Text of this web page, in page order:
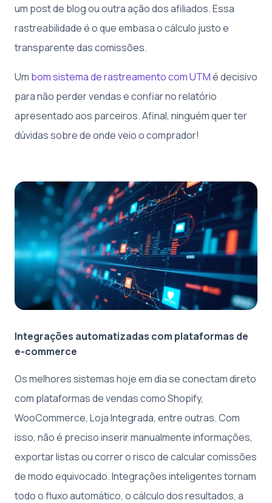
um post de blog ou outra ação dos afiliados. Essa
rastreabilidade é o que embasa o cálculo justo e
transparente das comissões.
Um bom sistema de rastreamento com UTMé decisivo
para não perder vendas e confiar no relatório
apresentado aos parceiros. Afinal, ninguém quer ter
dúvidas sobre de onde veio o comprador!
Integrações automatizadas com plataformas de
e-commerce
Os melhores sistemas hoje em dia se conectam direto
com plataformas de vendas como Shopify,
WooCommerce, Loja Integrada, entre outras. Com
isso, não é preciso inserir manualmente informações,
exportar listas ou correr o risco de calcular comissões
de modo equivocado. Integrações inteligentes tornam
todo o fluxo automático, o cálculo dos resultados, a